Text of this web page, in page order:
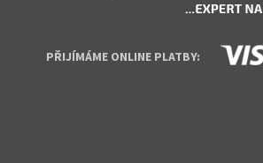
PŘIJÍMÁME ONLINE PLATBY: